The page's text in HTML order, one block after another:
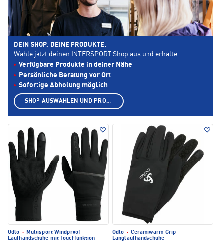
Odlo · Multisport Windproof
Laufhandschuhe mit Touchfunktion
Odlo · Ceramiwarm Grip
Langlaufhandschuhe
DEIN SHOP. DEINE PRODUKTE.
Wähle jetzt deinen INTERSPORT Shop aus und erhalte:
Verfügbare Produkte in deiner Nähe
Persönliche Beratung vor Ort
Sofortige Abholung möglich
SHOP AUSWÄHLEN UND PRODUKTE ANZEIGEN